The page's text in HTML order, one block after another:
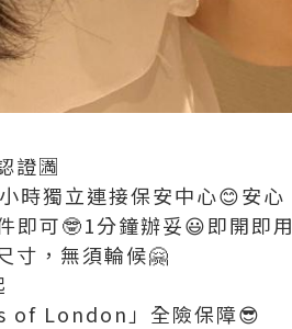
證🈵
時獨立連接保安中心😊安心
即可🤓1分鐘辦妥😃即開即用
寸，無須輪候🤗
of London」全險保障😎